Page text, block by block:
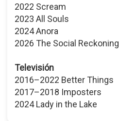
2022 Scream
2023 All Souls
2024 Anora
2026 The Social Reckoning
Televisión
2016–2022 Better Things
2017–2018 Imposters
2024 Lady in the Lake